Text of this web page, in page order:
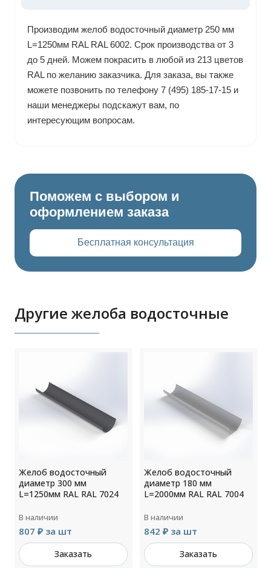
Производим желоб водосточный диаметр 250 мм
L=1250мм RAL RAL 6002. Срок производства от 3
до 5 дней. Можем покрасить в любой из 213 цветов
RAL по желанию заказчика. Для заказа, вы также
можете позвонить по телефону 7 (495) 185-17-15 и
наши менеджеры подскажут вам, по
интересующим вопросам.
Поможем с выбором и
оформлением заказа
Бесплатная консультация
Другие желоба водосточные
Желоб водосточный
диаметр 300 мм
L=1250мм RAL RAL 7024
В наличии
807 ₽ за шт
Заказать
Желоб водосточный
диаметр 180 мм
L=2000мм RAL RAL 7004
В наличии
842 ₽ за шт
Заказать